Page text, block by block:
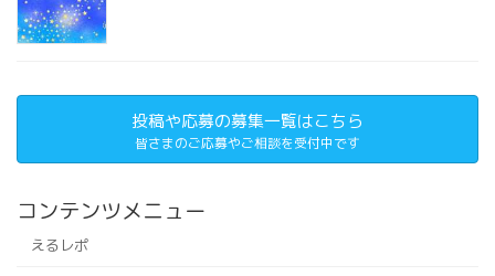
投稿や応募の募集一覧はこちら
皆さまのご応募やご相談を受付中です
コンテンツメニュー
えるレポ